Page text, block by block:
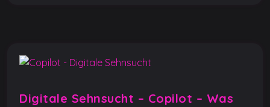
Digitale Sehnsucht – Copilot – Was